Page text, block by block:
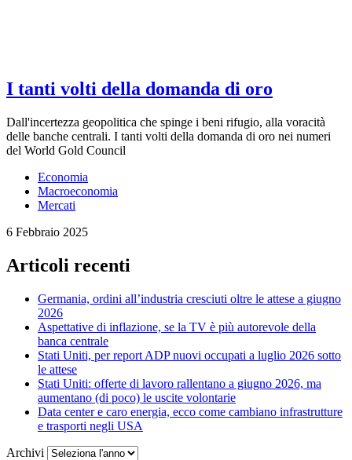
I tanti volti della domanda di oro
Dall'incertezza geopolitica che spinge i beni rifugio, alla voracità
delle banche centrali. I tanti volti della domanda di oro nei numeri
del World Gold Council
Economia
Macroeconomia
Mercati
6 Febbraio 2025
Articoli recenti
Germania, ordini all’industria cresciuti oltre le attese a giugno
2026
Aspettative di inflazione, se la TV è più autorevole della
banca centrale
Stati Uniti, per report ADP nuovi occupati a luglio 2026 sotto
le attese
Stati Uniti: offerte di lavoro rallentano a giugno 2026, ma
aumentano (di poco) le uscite volontarie
Data center e caro energia, ecco come cambiano infrastrutture
e trasporti negli USA
Archivi